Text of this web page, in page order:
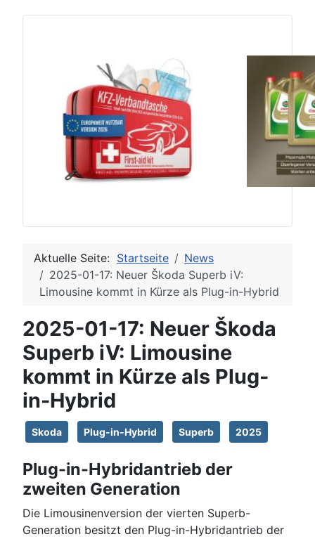
Aktuelle Seite: Startseite
News
2025-01-17: Neuer Škoda Superb iV:
Limousine kommt in Kürze als Plug-in-Hybrid
2025-01-17: Neuer Škoda
Superb iV: Limousine
kommt in Kürze als Plug-
in-Hybrid
Skoda Plug-in-Hybrid Superb 2025
Plug-in-Hybridantrieb der
zweiten Generation
Die Limousinenversion der vierten Superb-
Generation besitzt den Plug-in-Hybridantrieb der